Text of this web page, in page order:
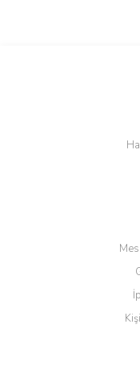
Bu
Ürün resmi kalitesiz,
Ürün
Ürün bilgilerinde
Ürün fiyatı diğer
Bu ürüne benzer